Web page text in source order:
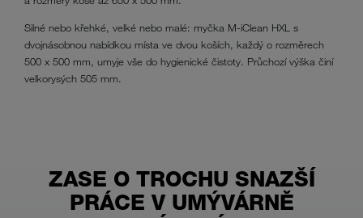
Silné nebo křehké, velké nebo malé: myčka M-iClean HXL s
dvojnásobnou nabídkou místa ve dvou koších, každý o rozměrech
500 x 500 mm, umyje vše do hygienické čistoty. Průchozí výška činí
velkorysých 505 mm.
ZASE O TROCHU SNAZŠÍ
PRÁCE V UMÝVÁRNĚ